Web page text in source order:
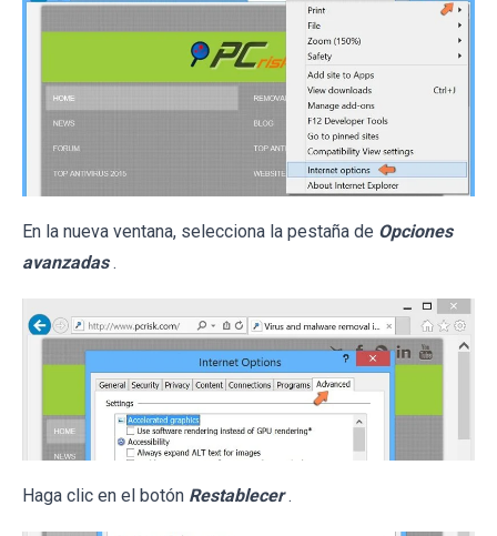
En la nueva ventana, selecciona la pestaña de Opciones
avanzadas .
Haga clic en el botón Restablecer .